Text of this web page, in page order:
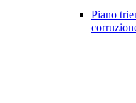
Piano